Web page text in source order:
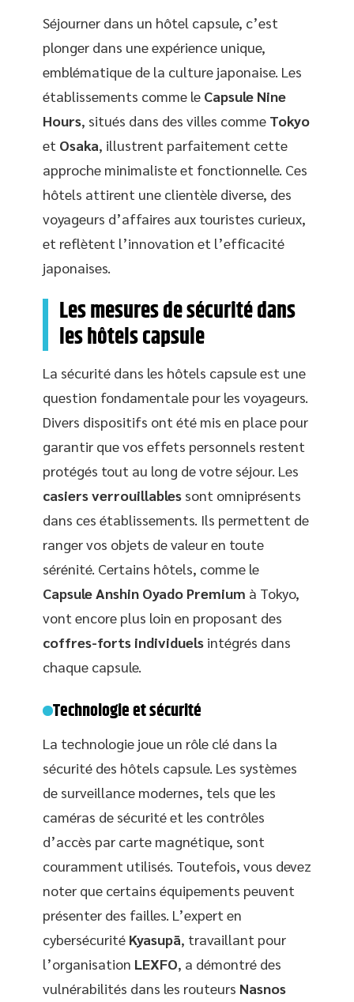
Séjourner dans un hôtel capsule, c’est
plonger dans une expérience unique,
emblématique de la culture japonaise. Les
établissements comme le Capsule Nine
Hours, situés dans des villes comme Tokyo
et Osaka, illustrent parfaitement cette
approche minimaliste et fonctionnelle. Ces
hôtels attirent une clientèle diverse, des
voyageurs d’affaires aux touristes curieux,
et reflètent l’innovation et l’efficacité
japonaises.
Les mesures de sécurité dans
les hôtels capsule
La sécurité dans les hôtels capsule est une
question fondamentale pour les voyageurs.
Divers dispositifs ont été mis en place pour
garantir que vos effets personnels restent
protégés tout au long de votre séjour. Les
casiers verrouillables sont omniprésents
dans ces établissements. Ils permettent de
ranger vos objets de valeur en toute
sérénité. Certains hôtels, comme le
Capsule Anshin Oyado Premium à Tokyo,
vont encore plus loin en proposant des
coffres-forts individuels intégrés dans
chaque capsule.
Technologie et sécurité
La technologie joue un rôle clé dans la
sécurité des hôtels capsule. Les systèmes
de surveillance modernes, tels que les
caméras de sécurité et les contrôles
d’accès par carte magnétique, sont
couramment utilisés. Toutefois, vous devez
noter que certains équipements peuvent
présenter des failles. L’expert en
cybersécurité Kyasupā, travaillant pour
l’organisation LEXFO, a démontré des
vulnérabilités dans les routeurs Nasnos